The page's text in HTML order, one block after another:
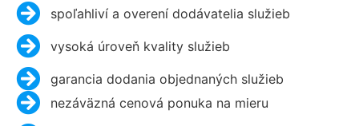
spoľahliví a overení dodávatelia služieb
vysoká úroveň kvality služieb
garancia dodania objednaných služieb
nezáväzná cenová ponuka na mieru